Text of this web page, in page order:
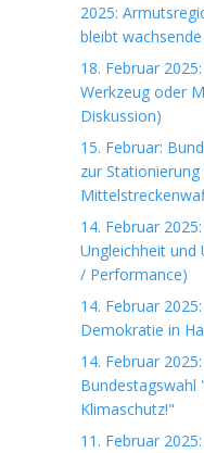
2025:
bleibt
18. Februar
Werkzeug oder
Diskussion)
15. Februar:
zur Stationierung
14. Februar
Ungleichheit und
/ Performance)
14. Februar
Demokratie in
14. Februar
Bundestagswahl
Klimaschutz!"
11. Februar